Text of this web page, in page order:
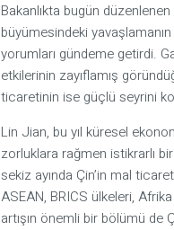
Bakanlıkta bugün
büyümesindeki
yorumları gündeme getirdi.
etkilerinin zayıflamış
ticaretinin ise güçlü seyrini
Lin Jian, bu yıl küresel
zorluklara rağmen istikrarlı
sekiz ayında Çin’in mal
ASEAN, BRICS ülkeleri,
artışın önemli bir bölümü de